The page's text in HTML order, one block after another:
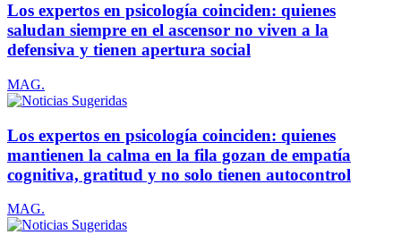
Los expertos en psicología coinciden: quienes
saludan siempre en el ascensor no viven a la
defensiva y tienen apertura social
MAG.
Los expertos en psicología coinciden: quienes
mantienen la calma en la fila gozan de empatía
cognitiva, gratitud y no solo tienen autocontrol
MAG.